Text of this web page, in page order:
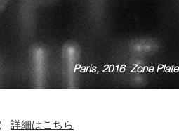
Paris, 2016 Zone Plate
詳細はこちら